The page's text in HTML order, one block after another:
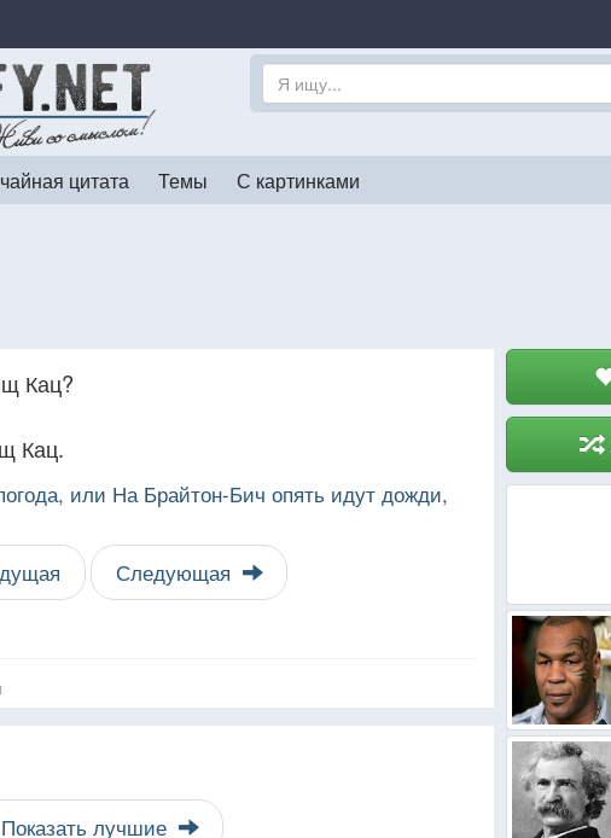
цитата Темы С картинками
Кац?
Кац.
или На Брайтон-Бич опять идут дожди,
Следующая
Показать лучшие